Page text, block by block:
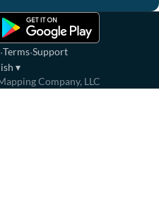
·Terms·Support
▾
Company, LLC